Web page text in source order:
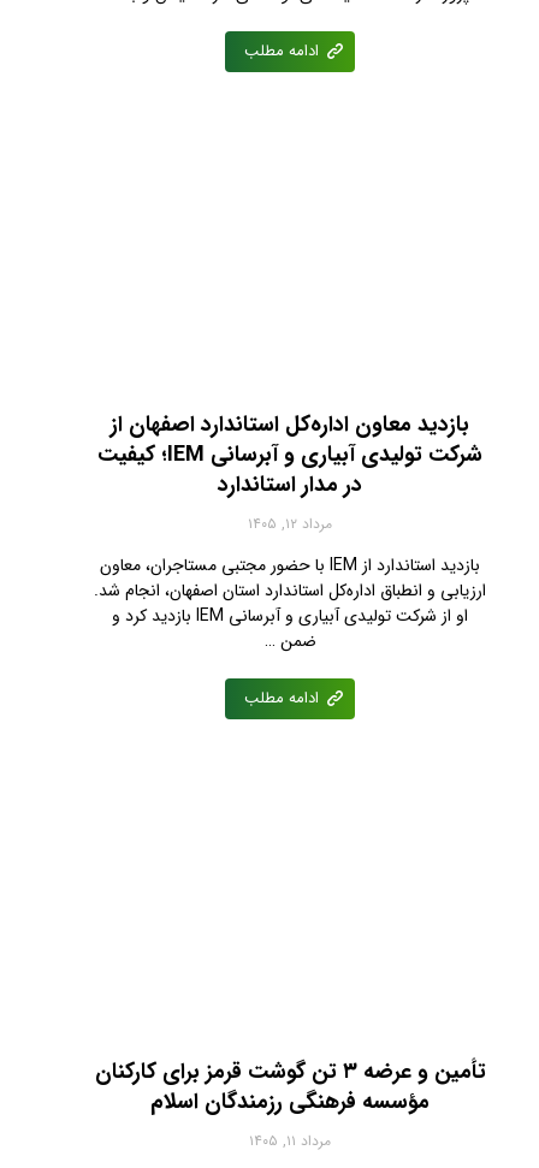
ادامه مطلب
بازدید معاون اداره‌کل استاندارد اصفهان از
شرکت تولیدی آبیاری و آبرسانی IEM؛ کیفیت
در مدار استاندارد
مرداد ۱۲, ۱۴۰۵
بازدید استاندارد از IEM با حضور مجتبی مستاجران، معاون
ارزیابی و انطباق اداره‌کل استاندارد استان اصفهان، انجام شد.
او از شرکت تولیدی آبیاری و آبرسانی IEM بازدید کرد و
ضمن …
ادامه مطلب
تأمین و عرضه ۳ تن گوشت قرمز برای کارکنان
مؤسسه فرهنگی رزمندگان اسلام
مرداد ۱۱, ۱۴۰۵